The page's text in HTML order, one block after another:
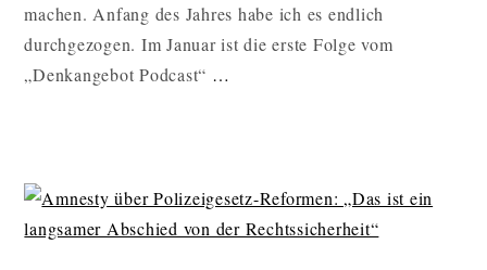
machen. Anfang des Jahres habe ich es endlich
durchgezogen. Im Januar ist die erste Folge vom
„Denkangebot Podcast“ …